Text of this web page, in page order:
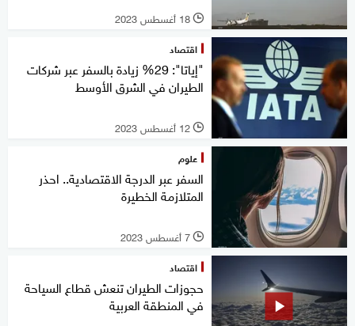
l 18 أغسطس 2023
اقتصاد
"إياتا": 29% زيادة بالسفر عبر شركات
الطيران في الشرق الأوسط
l 12 أغسطس 2023
علوم
السفر عبر الدرجة الاقتصادية.. احذر
المتلازمة الخطيرة
l 7 أغسطس 2023
اقتصاد
حجوزات الطيران تنعش قطاع السياحة
في المنطقة العربية